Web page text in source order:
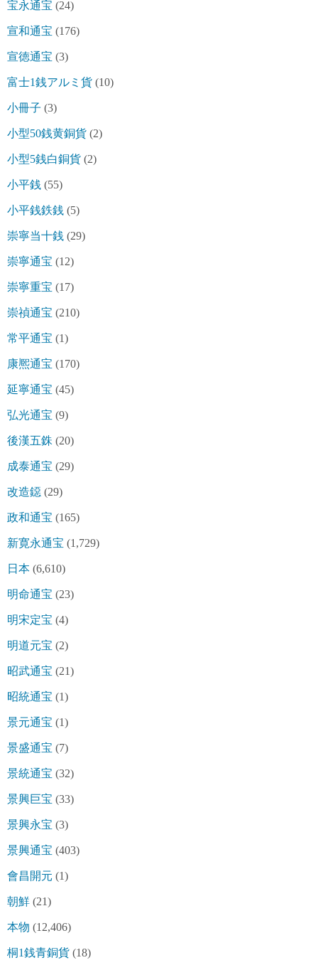
宝永通宝 (24)
宣和通宝 (176)
宣徳通宝 (3)
富士1銭アルミ貨 (10)
小冊子 (3)
小型50銭黄銅貨 (2)
小型5銭白銅貨 (2)
小平銭 (55)
小平銭鉄銭 (5)
崇寧当十銭 (29)
崇寧通宝 (12)
崇寧重宝 (17)
崇禎通宝 (210)
常平通宝 (1)
康熈通宝 (170)
延寧通宝 (45)
弘光通宝 (9)
後漢五銖 (20)
成泰通宝 (29)
改造鐚 (29)
政和通宝 (165)
新寛永通宝 (1,729)
日本 (6,610)
明命通宝 (23)
明宋定宝 (4)
明道元宝 (2)
昭武通宝 (21)
昭統通宝 (1)
景元通宝 (1)
景盛通宝 (7)
景統通宝 (32)
景興巨宝 (33)
景興永宝 (3)
景興通宝 (403)
會昌開元 (1)
朝鮮 (21)
本物 (12,406)
桐1銭青銅貨 (18)